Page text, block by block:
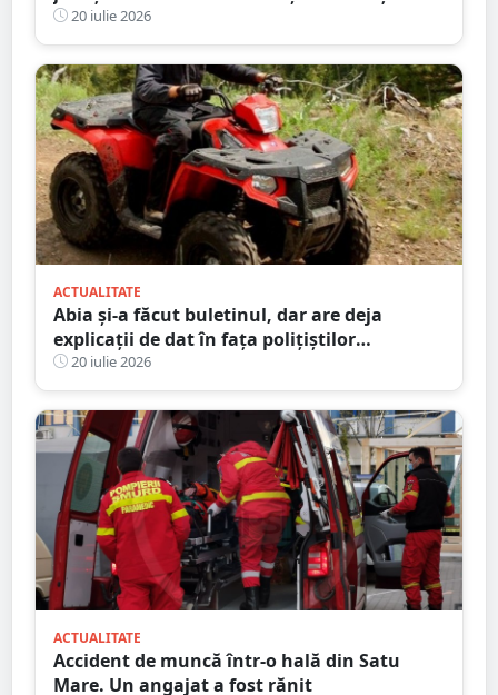
permise
20 iulie 2026
ACTUALITATE
Abia și-a făcut buletinul, dar are deja
explicații de dat în fața polițiștilor
sătmăreni. Totul după o ”aventură” cu ATV-
ul pe străzile din sat
20 iulie 2026
ACTUALITATE
Accident de muncă într-o hală din Satu
Mare. Un angajat a fost rănit